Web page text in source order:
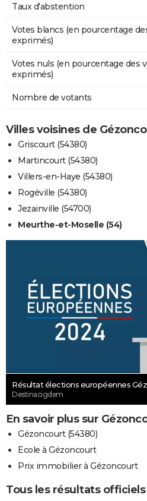
Taux d'abstention
Votes blancs (en pourcentage
exprimés)
Votes nuls (en pourcentage des
exprimés)
Nombre de votants
Villes voisines de
Griscourt (54380)
Martincourt (54380)
Villers-en-Haye (54380)
Rogéville (54380)
Jezainville (54700)
Meurthe-et-Moselle (54)
Résultat élections européennes
Destinacigdem
En savoir plus sur
Gézoncourt (54380)
Ecole à Gézoncourt
Prix immobilier à Gézoncourt
Tous les résultats